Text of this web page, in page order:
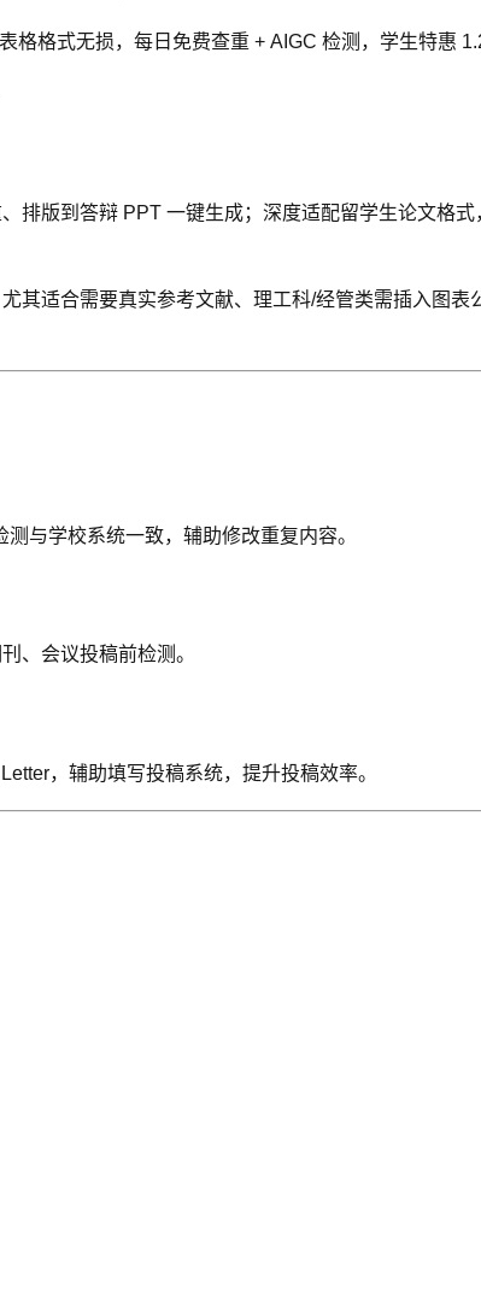
格式无损，每日免费查重 + AIGC 检测，学生特惠
排版到答辩 PPT 一键生成；深度适配留学生论文格
其适合需要真实参考文献、理工科/经管类需插入图
与学校系统一致，辅助修改重复内容。
、会议投稿前检测。
，辅助填写投稿系统，提升投稿效率。